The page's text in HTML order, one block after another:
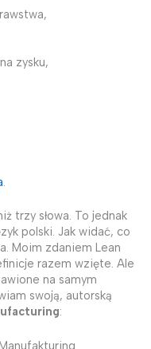
zysku,
.
trzy słowa. To jednak
polski. Jak widać, co
Moim zdaniem Lean
razem wzięte. Ale
na samym
swoją, autorską
: